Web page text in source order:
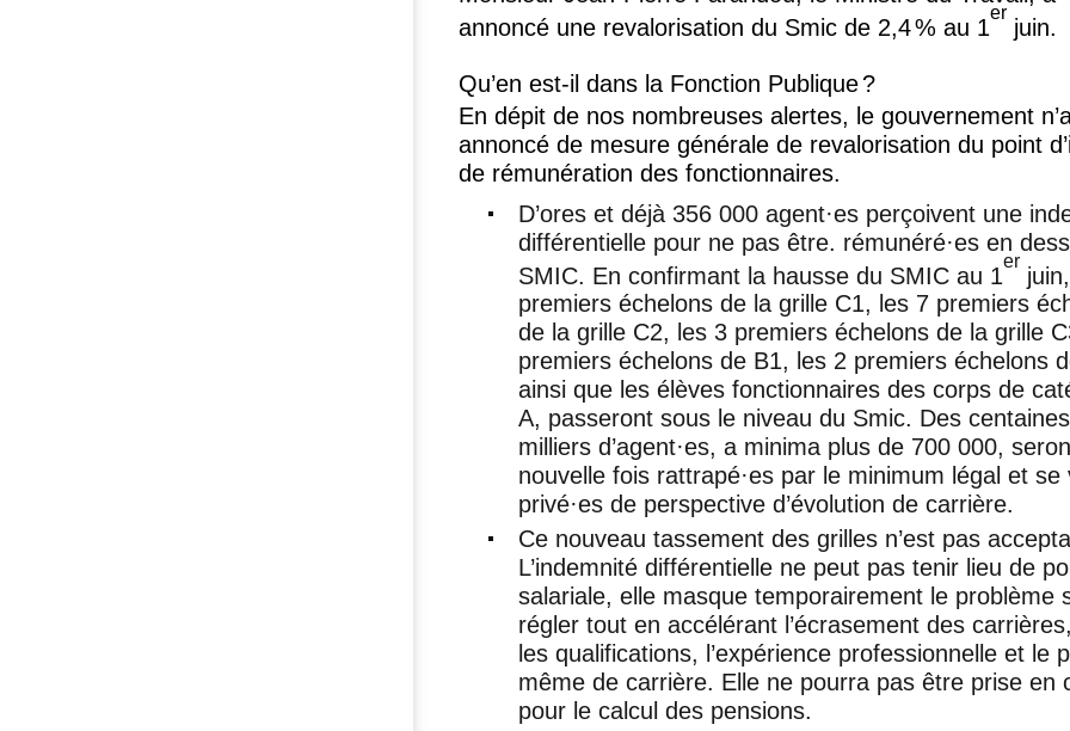
annoncé une revalorisation du Smic de 2,4% au 1
er
juin.
Qu’en est-il dans la Fonction Publique?
En dépit de nos nombreuses alertes, le gouvernement
annoncé de mesure générale de revalorisation du point
de rémunération des fonctionnaires.
D’ores et déjà 356 000 agent·es perçoivent une
différentielle pour ne pas être. rémunéré·es en
SMIC . En confirmant la hausse du SMIC au 1
er
premiers échelons de la grille C1, les 7 premiers
de la grille C2, les 3 premiers échelons de la grille
premiers échelons de B1, les 2 premiers échelons
ainsi que les élèves fonctionnaires des corps de
A, passeront sous le niveau du Smic. Des
milliers d’agent·es, a minima plus de 700 000,
nouvelle fois rattrapé·es par le minimum légal et se
privé·es de perspective d’évolution de carrière.
Ce nouveau tassement des grilles n’est pas
L’indemnité différentielle ne peut pas tenir lieu de
salariale, elle masque temporairement le problème
régler tout en accélérant l’écrasement des
les qualifications, l’expérience professionnelle et le
même de carrière. Elle ne pourra pas être prise en
pour le calcul des pensions.